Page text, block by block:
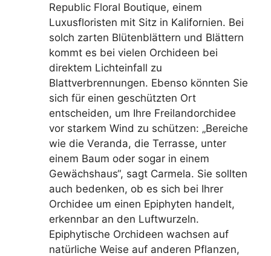
Republic Floral Boutique, einem
Luxusfloristen mit Sitz in Kalifornien. Bei
solch zarten Blütenblättern und Blättern
kommt es bei vielen Orchideen bei
direktem Lichteinfall zu
Blattverbrennungen. Ebenso könnten Sie
sich für einen geschützten Ort
entscheiden, um Ihre Freilandorchidee
vor starkem Wind zu schützen: „Bereiche
wie die Veranda, die Terrasse, unter
einem Baum oder sogar in einem
Gewächshaus“, sagt Carmela. Sie sollten
auch bedenken, ob es sich bei Ihrer
Orchidee um einen Epiphyten handelt,
erkennbar an den Luftwurzeln.
Epiphytische Orchideen wachsen auf
natürliche Weise auf anderen Pflanzen,